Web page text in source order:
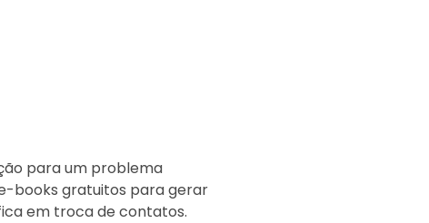
para um problema
books gratuitos para gerar
em troca de contatos.